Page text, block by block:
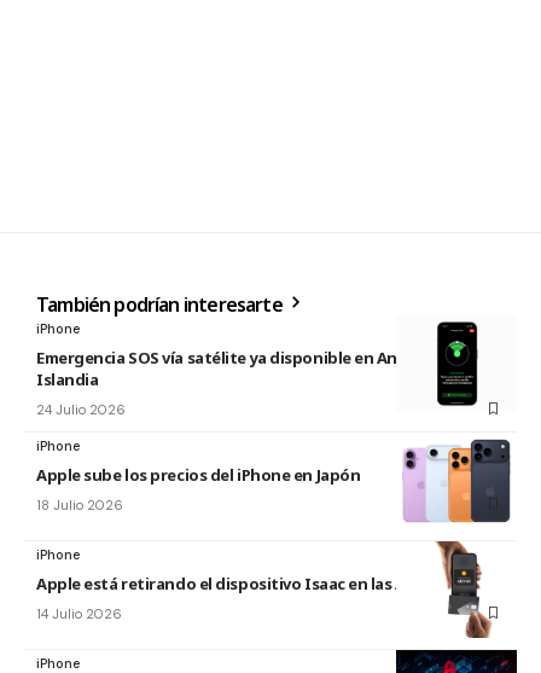
También podrían interesarte
iPhone
Emergencia SOS vía satélite ya disponible en Andorra e
Islandia
24 Julio 2026
iPhone
Apple sube los precios del iPhone en Japón
18 Julio 2026
iPhone
Apple está retirando el dispositivo Isaac en las Apple Store
14 Julio 2026
iPhone